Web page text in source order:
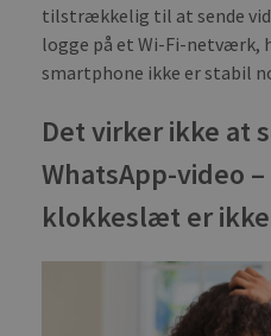
tilstrækkelig til at sende
logge på et Wi-Fi-netværk,
smartphone ikke er stabil
Det virker ikke at
WhatsApp-video
klokkeslæt er